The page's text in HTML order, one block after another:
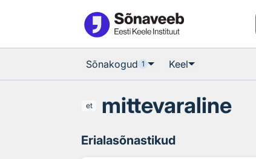
Sõnakogud 1 Keel
et mittevaraline
Erialasõnastikud